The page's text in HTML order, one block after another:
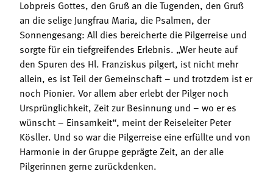
Lobpreis Gottes, den Gruß an die Tugenden, den Gruß
an die selige Jungfrau Maria, die Psalmen, der
Sonnengesang: All dies bereicherte die Pilgerreise und
sorgte für ein tiefgreifendes Erlebnis. „Wer heute auf
den Spuren des Hl. Franziskus pilgert, ist nicht mehr
allein, es ist Teil der Gemeinschaft – und trotzdem ist er
noch Pionier. Vor allem aber erlebt der Pilger noch
Ursprünglichkeit, Zeit zur Besinnung und – wo er es
wünscht – Einsamkeit“, meint der Reiseleiter Peter
Kösller. Und so war die Pilgerreise eine erfüllte und von
Harmonie in der Gruppe geprägte Zeit, an der alle
Pilgerinnen gerne zurückdenken.